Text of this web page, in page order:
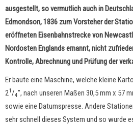
ausgestellt, so vermutlich auch in
Edmondson, 1836 zum Vorsteher der
eröffneten Eisenbahnstrecke von
Nordosten Englands ernannt, nicht
Kontrolle, Abrechnung und Prüfung der
Er baute eine Maschine, welche kleine
21/4", nach unseren Maßen 30,5 mm x 57
sowie eine Datumspresse. Andere
sehr schnell dieses System und so wurde